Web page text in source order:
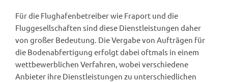
Für die Flughafenbetreiber wie Fraport und die
Fluggesellschaften sind diese Dienstleistungen daher
von großer Bedeutung. Die Vergabe von Aufträgen für
die Bodenabfertigung erfolgt dabei oftmals in einem
wettbewerblichen Verfahren, wobei verschiedene
Anbieter ihre Dienstleistungen zu unterschiedlichen